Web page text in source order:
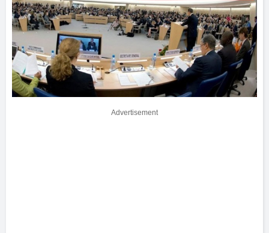
Advertisement